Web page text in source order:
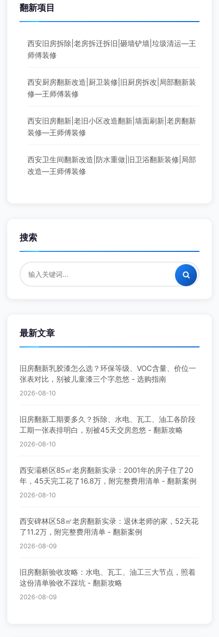
翻新项目
西安旧房拆除|老房拆迁拆旧|砸墙铲墙|垃圾清运—王
师傅装修
西安厨房翻新改造|厨卫装修|旧厨房拆改|局部翻新装
修—王师傅装修
西安旧房翻新|老旧小区改造翻新|墙面刷新|老房翻新
装修—王师傅装修
西安卫生间翻新改造|防水重做|旧卫浴翻新装修|局部
改造—王师傅装修
搜索
最新文章
旧房翻新乳胶漆怎么选？环保等级、VOC含量、价位一
张表对比，别被儿童漆三个字忽悠 - 选购指南
2026-08-10
旧房翻新工期要多久？拆除、水电、瓦工、油工各阶段
工期一张表排明白，别被45天交房忽悠 - 翻新攻略
2026-08-10
西安灞桥区85㎡老房翻新实录：2001年的房子住了20
年，45天完工花了16.8万，附完整费用清单 - 翻新案例
2026-08-10
西安碑林区58㎡老房翻新实录：退休老师的家，52天花
了11.2万，附完整费用清单 - 翻新案例
2026-08-09
旧房翻新验收攻略：水电、瓦工、油工三大节点，照着
这份清单验收不踩坑 - 翻新攻略
2026-08-09